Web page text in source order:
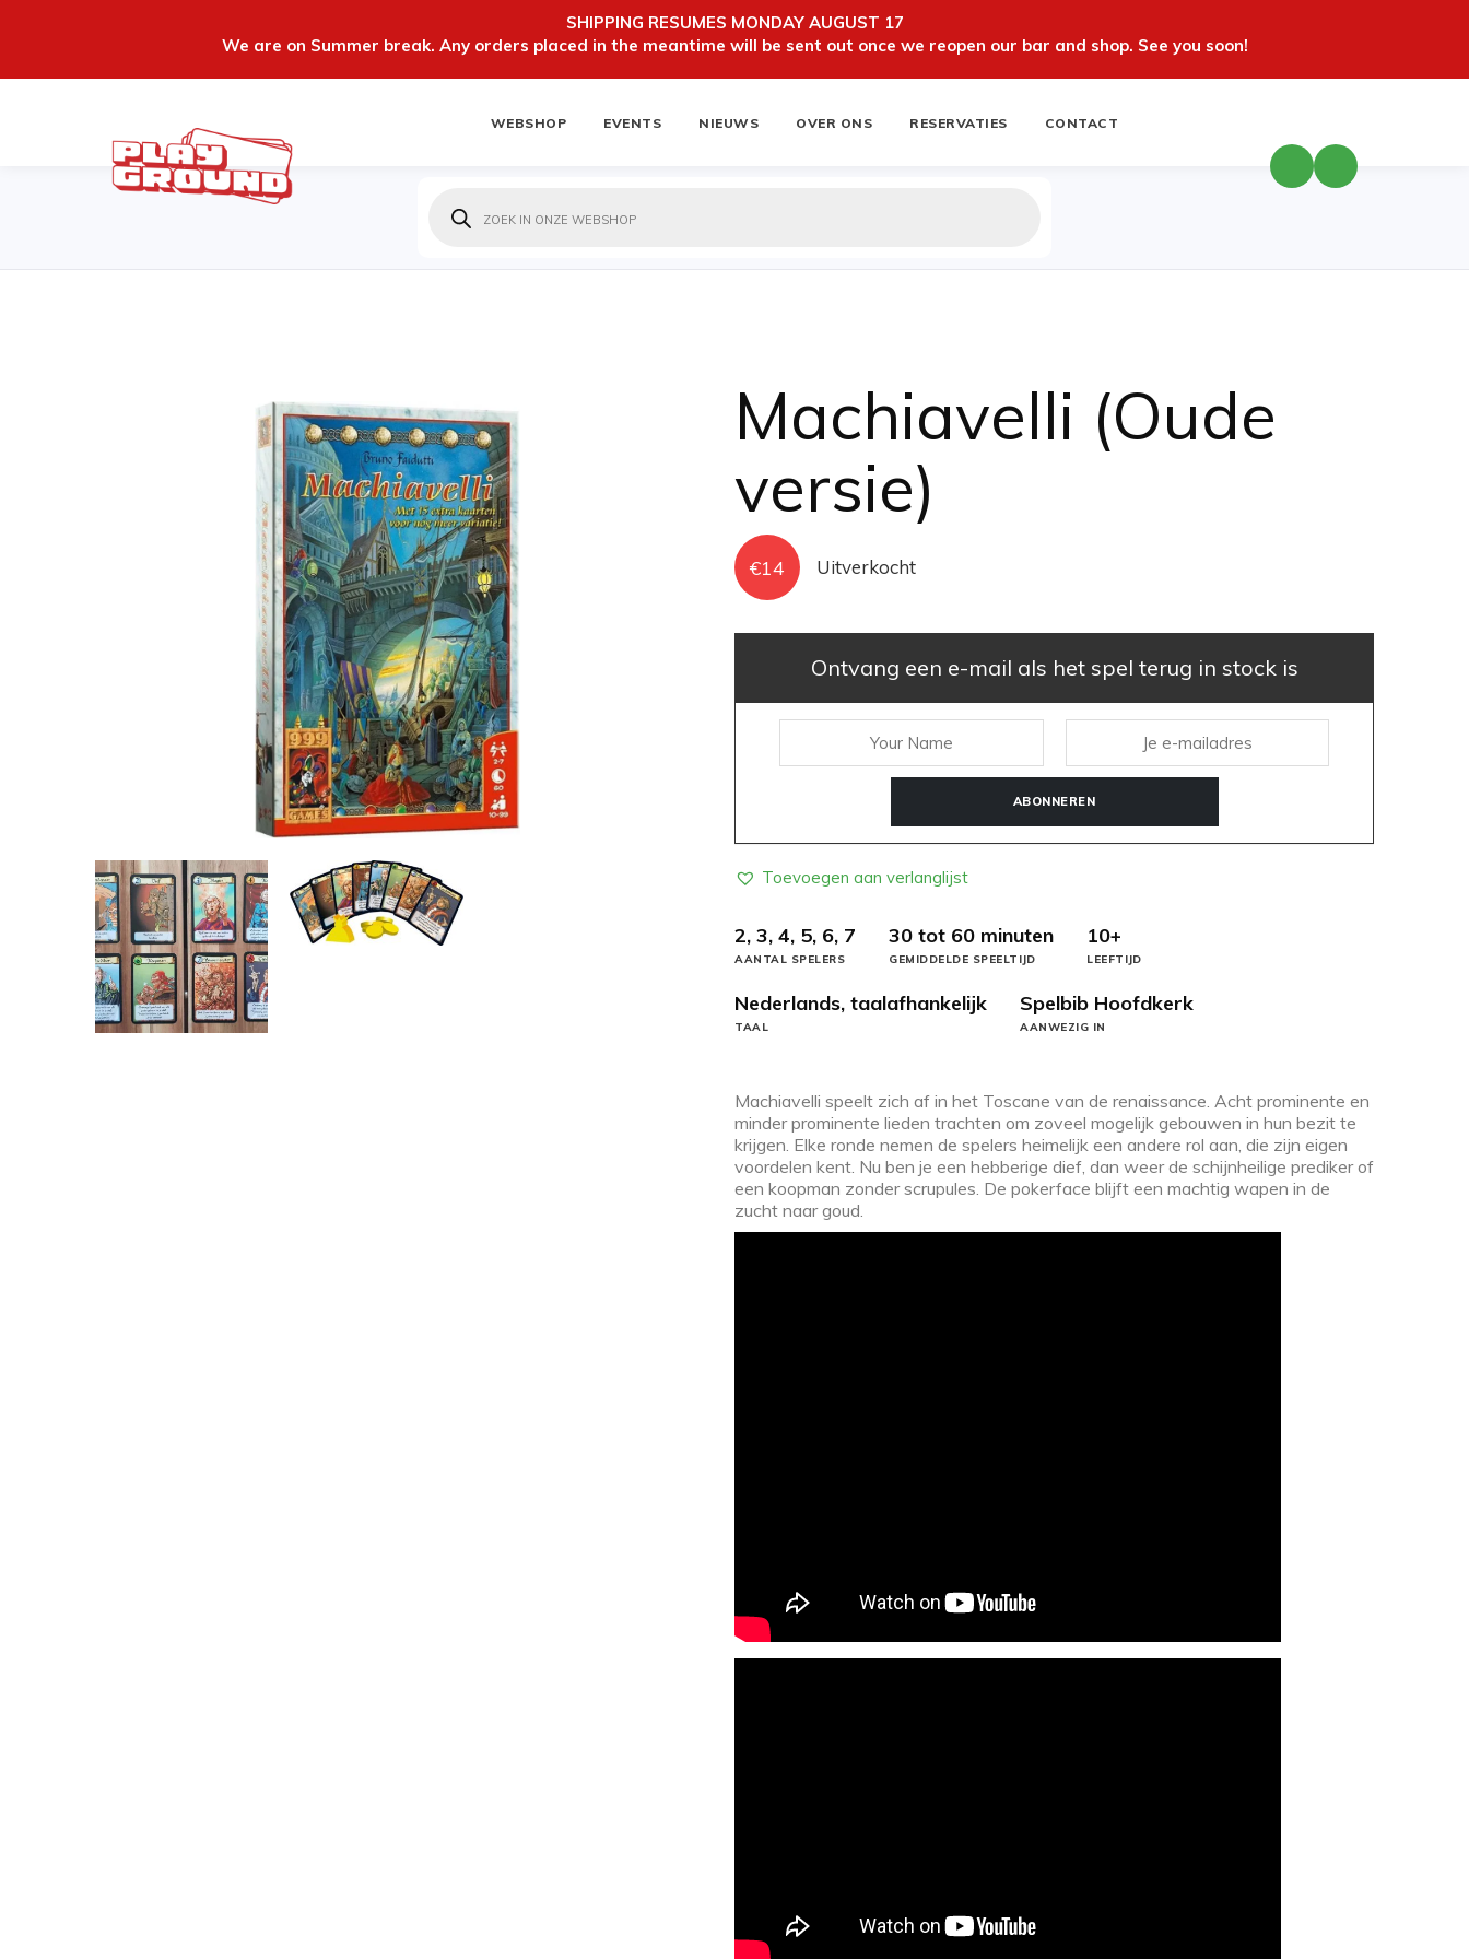
SHIPPING RESUMES MONDAY AUGUST 17
We are on Summer break. Any orders placed in the meantime will be sent out once we reopen our bar and shop. See you soon!
WEBSHOP EVENTS NIEUWS OVER ONS RESERVATIES CONTACT
zoeken
Machiavelli (Oude
versie)
€14 Uitverkocht
Ontvang een e-mail als het spel terug in stock is
ABONNEREN
Toevoegen aan verlanglijst
2, 3, 4, 5, 6, 7
AANTAL SPELERS
30 tot 60 minuten
GEMIDDELDE SPEELTIJD
10+
LEEFTIJD
Nederlands, taalafhankelijk
TAAL
Spelbib Hoofdkerk
AANWEZIG IN
Machiavelli speelt zich af in het Toscane van de renaissance. Acht prominente en
minder prominente lieden trachten om zoveel mogelijk gebouwen in hun bezit te
krijgen. Elke ronde nemen de spelers heimelijk een andere rol aan, die zijn eigen
voordelen kent. Nu ben je een hebberige dief, dan weer de schijnheilige prediker of
een koopman zonder scrupules. De pokerface blijft een machtig wapen in de
zucht naar goud.